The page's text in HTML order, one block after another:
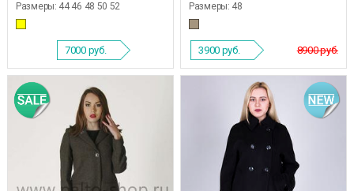
Размеры: 44 46 48 50 52
7000 руб.
Размеры: 48
8900 руб.
3900 руб.